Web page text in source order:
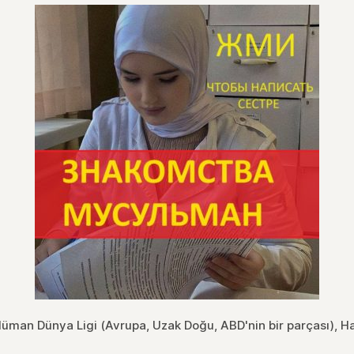
Dünya Ligi (Avrupa, Uzak Doğu, ABD'nin bir parçası),